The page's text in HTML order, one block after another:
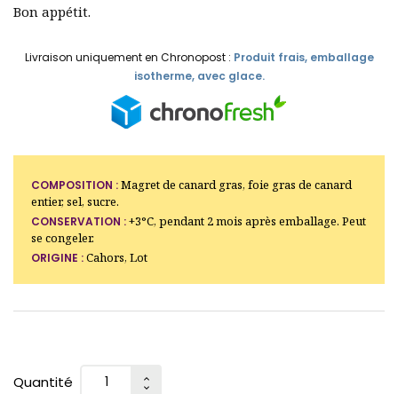
Bon appétit.
Livraison uniquement en Chronopost : Produit frais, emballage
isotherme, avec glace.
COMPOSITION :Magret de canard gras, foie gras de canard
entier, sel, sucre.
CONSERVATION :+3°C, pendant 2 mois après emballage. Peut
se congeler.
ORIGINE :Cahors, Lot
Quantité